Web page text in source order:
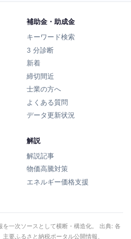
補助金・助成金
キーワード検索
3 分診断
新着
締切間近
士業の方へ
よくある質問
データ更新状況
解説
解説記事
物価高騰対策
エネルギー価格支援
一次ソースとして横断・構造化。 出典: 各
要ふるさと納税ポータル公開情報、